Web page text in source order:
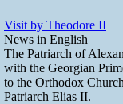
Visit by Theodore II
News in English
The Patriarch of
with the Georgian
to the Orthodox
Patriarch Elias II.